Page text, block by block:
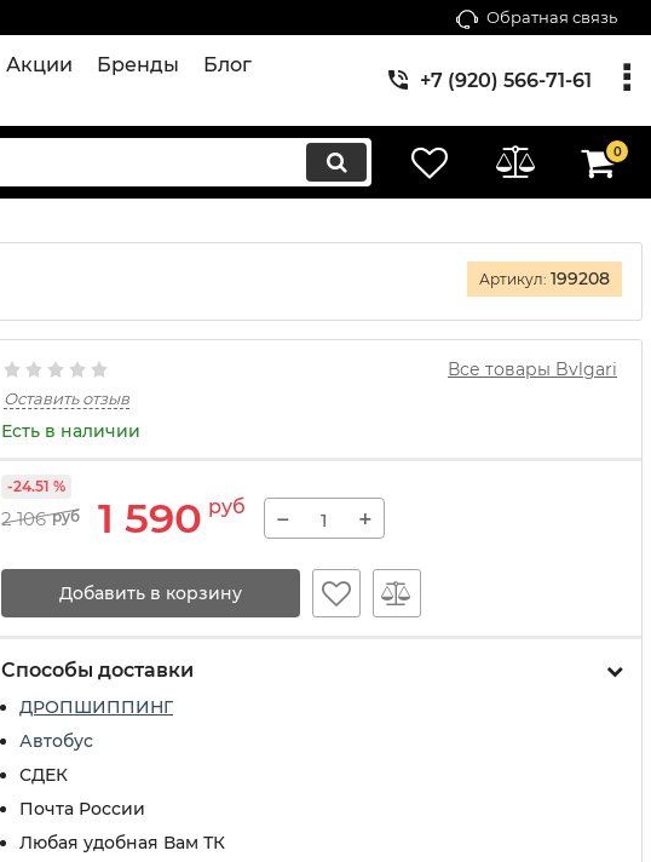
Обратная связь
Акции Бренды
Блог
+7 (920) 566-71-61
0
Артикул: 199208
Все товары Bvlgari
Оставить отзыв
Есть в наличии
2 106 руб 1 590 руб
-24.51 %
− +
Добавить в корзину
Способы доставки
ДРОПШИППИНГ
Автобус
СДЕК
Почта России
Любая удобная Вам ТК